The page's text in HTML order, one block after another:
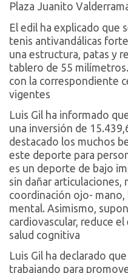
Plaza Juanito
El edil ha explicado que
tenis antivandálicas
una estructura, patas y
tablero de 55
con la correspondiente
vigentes
Luis Gil ha informado
una inversión de
destacado los muchos
este deporte para
es un deporte de bajo
sin dañar articulaciones,
coordinación ojo- mano,
mental. Asimismo,
cardiovascular, reduce
salud cognitiva
Luis Gil ha declarado
trabajando para